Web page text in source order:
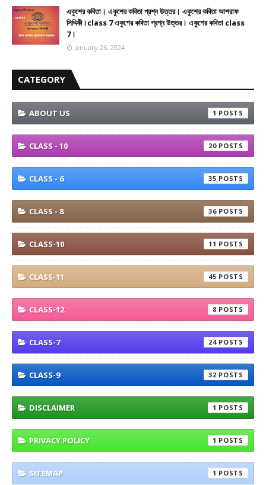
একুশের কবিতা। একুশের কবিতা প্রশ্ন উত্তর। একুশের কবিতা আশরাফ
সিদ্দিকী।class 7 একুশের কবিতা প্রশ্ন উত্তর। একুশের কবিতা class
7।
January 26, 2024
CATEGORY
ABOUT US 1
CLASS - 10 20
CLASS - 6 35
CLASS - 8 36
CLASS-10 11
CLASS-11 45
CLASS-12 8
CLASS-7 24
CLASS-9 32
DISCLAIMER 1
PRIVACY POLICY 1
SITEMAP 1